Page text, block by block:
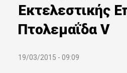
Εκτελεστικής
Πτολεμαΐδα V
19/03/2015 - 09:09